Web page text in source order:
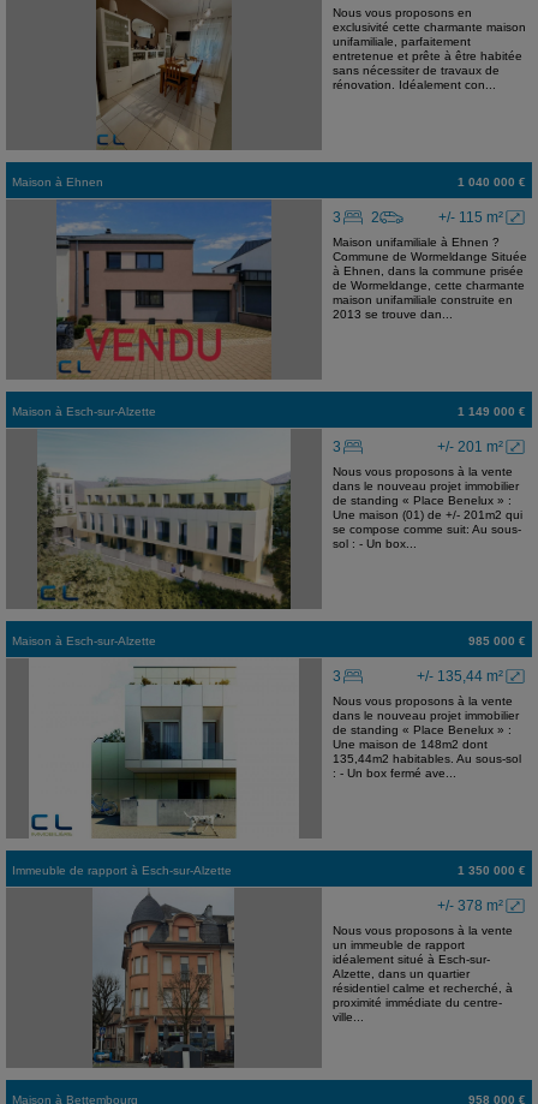
Nous vous proposons en
exclusivité cette charmante maison
unifamiliale, parfaitement
entretenue et prête à être habitée
sans nécessiter de travaux de
rénovation. Idéalement con...
Maison à Ehnen 1 040 000 €
+/- 115 m²
3 2
Maison unifamiliale à Ehnen ?
Commune de Wormeldange Située
à Ehnen, dans la commune prisée
de Wormeldange, cette charmante
maison unifamiliale construite en
2013 se trouve dan...
Maison à Esch-sur-Alzette 1 149 000 €
+/- 201 m²
3
Nous vous proposons à la vente
dans le nouveau projet immobilier
de standing « Place Benelux » :
Une maison (01) de +/- 201m2 qui
se compose comme suit: Au sous-
sol : - Un box...
Maison à Esch-sur-Alzette 985 000 €
+/- 135,44 m²
3
Nous vous proposons à la vente
dans le nouveau projet immobilier
de standing « Place Benelux » :
Une maison de 148m2 dont
135,44m2 habitables. Au sous-sol
: - Un box fermé ave...
Immeuble de rapport à Esch-sur-Alzette 1 350 000 €
+/- 378 m²
Nous vous proposons à la vente
un immeuble de rapport
idéalement situé à Esch-sur-
Alzette, dans un quartier
résidentiel calme et recherché, à
proximité immédiate du centre-
ville...
Maison à Bettembourg 958 000 €